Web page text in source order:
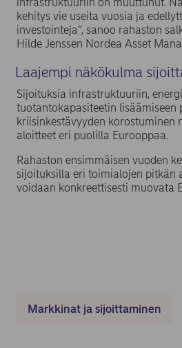
kehitys vie useita vuosia ja
investointeja”, sanoo rahaston
Hilde Jenssen Nordea Asset
Laajempi näkökulma
Sijoituksia infrastruktuuriin,
tuotantokapasiteetin lisäämiseen
kriisinkestävyyden korostuminen
aloitteet eri puolilla Eurooppaa.
Rahaston ensimmäisen vuoden
sijoituksilla eri toimialojen pitkän
voidaan konkreettisesti muovata
Markkinat ja sijoittaminen